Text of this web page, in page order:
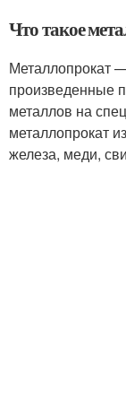
Что такое
Металлопрокат
произведенные
металлов на
металлопрокат
железа, меди,